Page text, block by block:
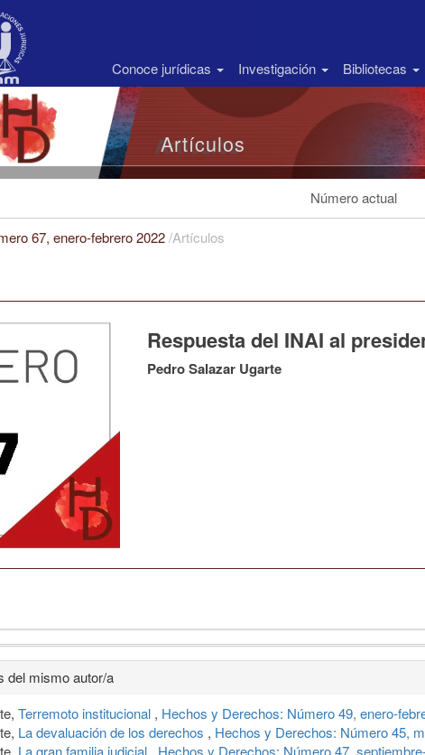
Conoce jurídicas Investigación Bibliotecas
Artículos
Número actual
67, enero-febrero 2022/Artículos
Respuesta del INAI al
Pedro Salazar Ugarte
del mismo autor/a
Terremoto institucional , Hechos y Derechos: Número 49, enero-
La devaluación de los derechos , Hechos y Derechos: Número 45,
La gran familia judicial , Hechos y Derechos: Número 47,